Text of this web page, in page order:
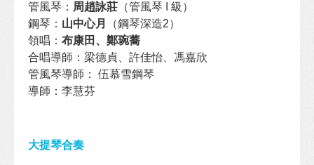
管風琴： 周趙詠莊 （管風琴 I 級）
鋼琴： 山中心月
（鋼琴深造2）
領唱： 布康田、鄭琬蕎
合唱導師：梁德貞、許佳怡、馮嘉欣
管風琴導師： 伍慕雪鋼琴
導師：李慧芬
大提琴合奏